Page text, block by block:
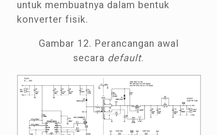
untuk membuatnya dalam bentuk
konverter fisik.
Gambar 12. Perancangan awal
secara default.